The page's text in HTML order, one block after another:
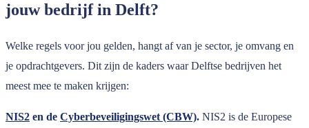
jouw bedrijf in Delft?
Welke regels voor jou gelden, hangt af van je sector, je omvang en
je opdrachtgevers. Dit zijn de kaders waar Delftse bedrijven het
meest mee te maken krijgen:
NIS2 en de Cyberbeveiligingswet (CBW). NIS2 is de Europese